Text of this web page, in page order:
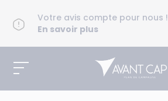
Votre avis compte pour nous !
En savoir plus